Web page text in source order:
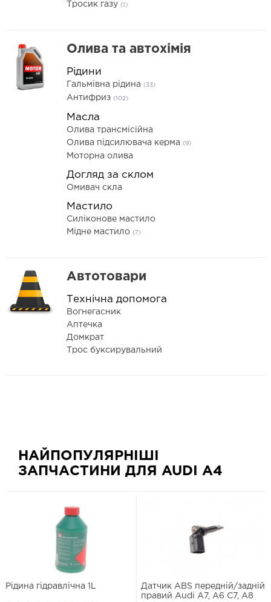
Тросик газу (1)
Олива та автохімія
Рідини
Гальмівна рідина (33)
Антифриз (102)
Масла
Олива трансмісійна
Олива підсилювача керма (9)
Моторна олива
Догляд за склом
Омивач скла
Мастило
Силіконове мастило
Мідне мастило (7)
Автотовари
Технічна допомога
Вогнегасник
Аптечка
Домкрат
Трос буксирувальний
НАЙПОПУЛЯРНІШІ
ЗАПЧАСТИНИ ДЛЯ AUDI A4
Рідина гідравлічна 1L
Датчик ABS передній/задній
правий Audi A7, A6 C7, A8